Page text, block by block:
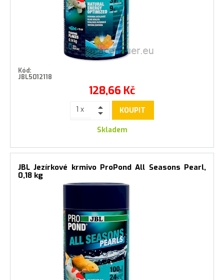
Kód:
JBL5012118
128,66 Kč
KOUPIT
Skladem
JBL Jezírkové krmivo ProPond All Seasons Pearl,
0,18 kg